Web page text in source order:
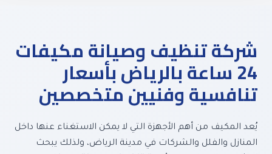
متخصصين | آيرون كول
شركة تنظيف وصيانة مكيفات
24 ساعة بالرياض بأسعار
تنافسية وفنيين متخصصين
يُعد المكيف من أهم الأجهزة التي لا يمكن الاستغناء عنها داخل
المنازل والفلل والشركات في مدينة الرياض، ولذلك يبحث